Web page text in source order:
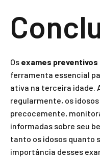
Os exames preventivos
ferramenta essencial
ativa na terceira idade.
regularmente, os
precocemente,
informadas sobre seu
tanto os idosos quanto
importância desses